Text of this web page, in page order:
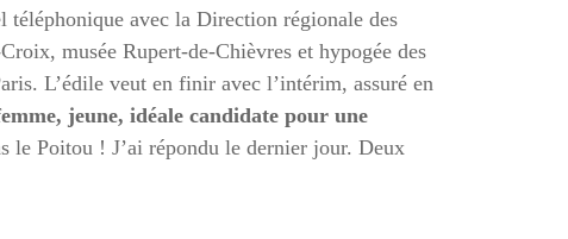
téléphonique avec la Direction régionale des
musée Rupert-de-Chièvres et hypogée des
L’édile veut en finir avec l’intérim, assuré en
jeune, idéale candidate pour une
le Poitou ! J’ai répondu le dernier jour. Deux